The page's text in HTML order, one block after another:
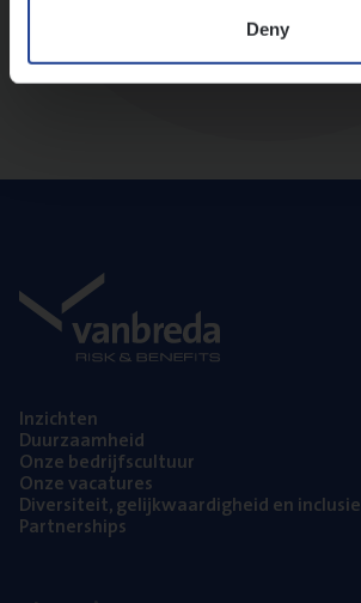
Deny
Inzich­ten
Duur­zaam­heid
Onze bedrijfs­cul­tuur
Onze vaca­tu­res
Diver­si­teit, gelijk­waar­dig­heid en inclusie
Part­ner­ships